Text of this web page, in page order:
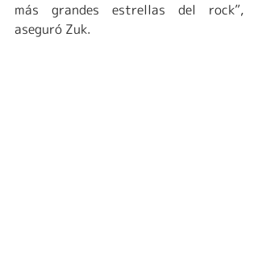
más grandes estrellas del rock”,
aseguró Zuk.